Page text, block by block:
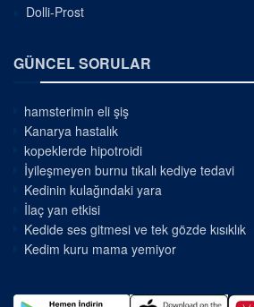
Dolli-Prost
GÜNCEL SORULAR
hamsterimin eli şiş
Kanarya hastalık
kopeklerde hipotroidi
İyileşmeyen burnu tıkalı kediye tedavi
Kedinin kulağındaki yara
İlaç yan etkisi
Kedide ses gitmesi ve tek gözde kısıklık
Kedim kuru mama yemiyor